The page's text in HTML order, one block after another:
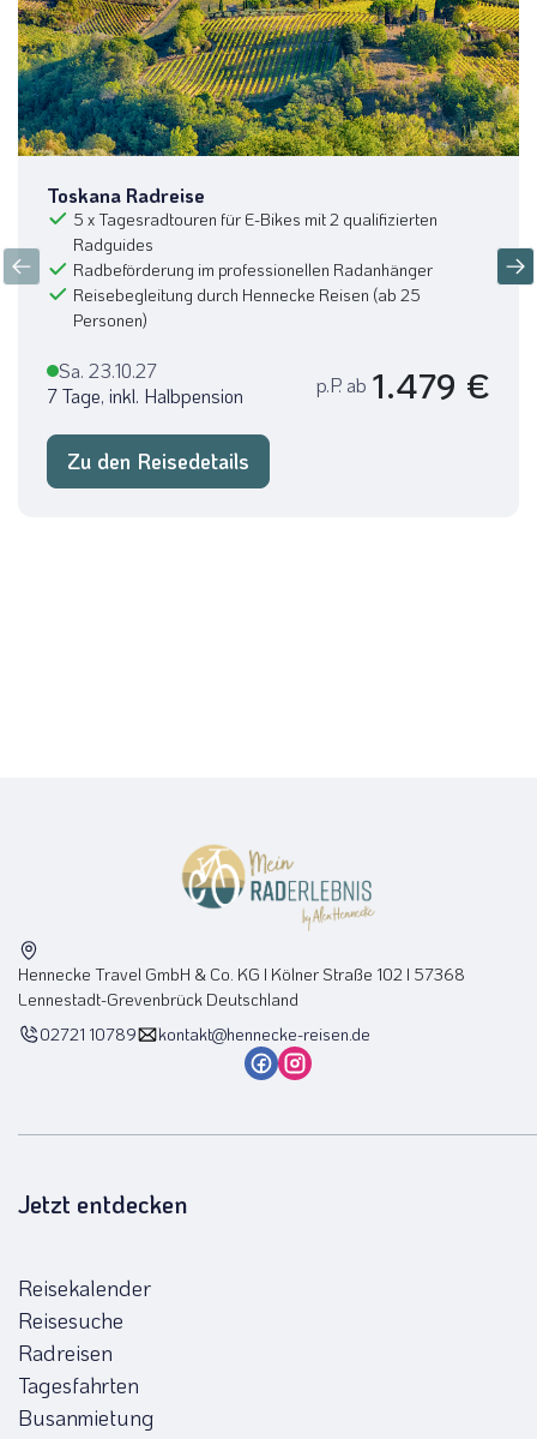
Toskana Radreise
5 x Tagesradtouren für E-Bikes mit 2 qualifizierten
Radguides
Radbeförderung im professionellen Radanhänger
Reisebegleitung durch Hennecke Reisen (ab 25
Personen)
Sa. 23.10.27
7 Tage, inkl. Halbpension
p.P. ab 1.479 €
Zu den Reisedetails
Hennecke Travel GmbH & Co. KG I Kölner Straße 102 I 57368
Lennestadt-Grevenbrück Deutschland
02721 10789
kontakt@hennecke-reisen.de
Jetzt entdecken
Reisekalender
Reisesuche
Radreisen
Tagesfahrten
Busanmietung